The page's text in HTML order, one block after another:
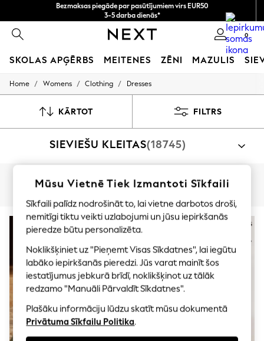
Bezmaksas piegāde par pasūtījumiem virs EUR50
3-5 darba dienās*
Tagad jūs varat
iepirkties latviešu valodā!
0
SKOLAS APĢĒRBS MEITENES ZĒNI MAZULIS
SCHOOLWEAR
Shoes
Shirts
Sweatshirts & Jumpers
Coats & Jackets
Underwear
Socks
Multipacks
All Boys Sport & Swimwear
Trainers & Pumps
Swimwear
Tops
Shorts
Joggers
adidas
All Girls Schoolwear
Shoes
Dresses
Home / Womens / Clothing / Dresses
KĀRTOT FILTRS
SIEVIEŠU KLEITAS(18745)
Iepirkties pēc kategorijas
JAUNUMI
Mūsu Vietnē Tiek Izmantoti Sīkfaili
Sīkfaili palīdz nodrošināt to, lai vietne darbotos droši,
nemitīgi tiktu veikti uzlabojumi un jūsu iepirkšanās
pieredze būtu personalizēta.
Noklikšķiniet uz "Pieņemt Visas Sīkdatnes", lai iegūtu
labāko iepirkšanās pieredzi. Jūs varat mainīt šos
iestatījumus jebkurā brīdī, noklikšķinot uz tālāk
redzamo "Manuāli Pārvaldīt Sīkdatnes".
Plašāku informāciju lūdzu skatīt mūsu dokumentā
Privātuma Sīkfailu Politika.